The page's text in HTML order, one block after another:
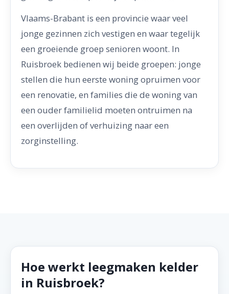
Vlaams-Brabant is een provincie waar veel
jonge gezinnen zich vestigen en waar tegelijk
een groeiende groep senioren woont. In
Ruisbroek bedienen wij beide groepen: jonge
stellen die hun eerste woning opruimen voor
een renovatie, en families die de woning van
een ouder familielid moeten ontruimen na
een overlijden of verhuizing naar een
zorginstelling.
Hoe werkt leegmaken kelder
in Ruisbroek?